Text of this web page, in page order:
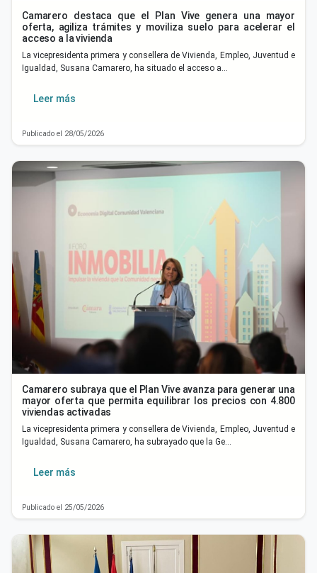
Camarero destaca que el Plan Vive genera una mayor
oferta, agiliza trámites y moviliza suelo para acelerar el
acceso a la vivienda
La vicepresidenta primera y consellera de Vivienda, Empleo, Juventud e
Igualdad, Susana Camarero, ha situado el acceso a…
Leer más
Publicado el 28/05/2026
Camarero subraya que el Plan Vive avanza para generar una
mayor oferta que permita equilibrar los precios con 4.800
viviendas activadas
La vicepresidenta primera y consellera de Vivienda, Empleo, Juventud e
Igualdad, Susana Camarero, ha subrayado que la Ge…
Leer más
Publicado el 25/05/2026